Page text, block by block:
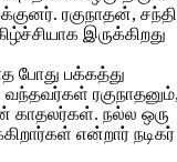
ரகுநாதன்,
இருக்கிறது
போது பக்கத்து
வந்தவர்கள்
காதலர்கள். நல்ல ஒரு
என்றார் நடிகர்